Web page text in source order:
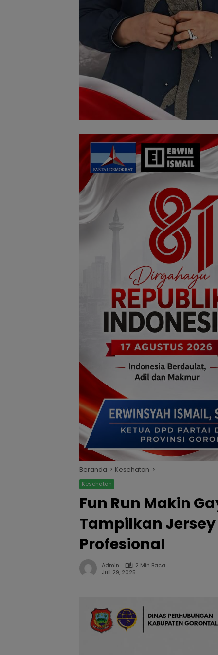
Beranda Kesehatan
Kesehatan
Fun Run Makin
Tampilkan
Profesional
Admin
2 Min Baca
Juli 29, 2025